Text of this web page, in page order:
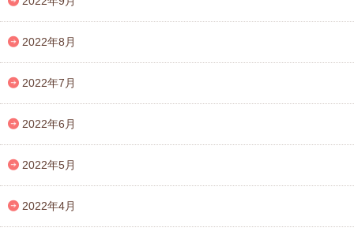
2022年8月
2022年7月
2022年6月
2022年5月
2022年4月